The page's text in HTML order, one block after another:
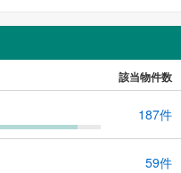
該当物件数
187件
59件